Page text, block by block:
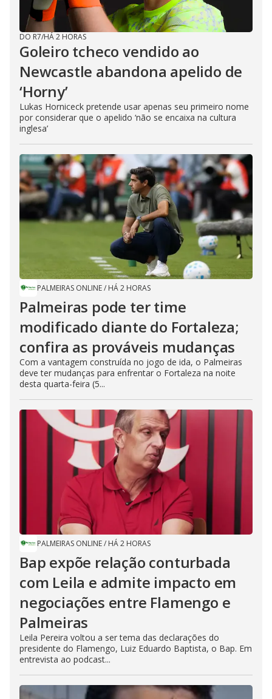
DO R7/HÁ 2 HORAS
Goleiro tcheco vendido ao
Newcastle abandona apelido de
‘Horny’
Lukas Horniceck pretende usar apenas seu primeiro nome
por considerar que o apelido ‘não se encaixa na cultura
inglesa’
PALMEIRAS ONLINE/ HÁ 2 HORAS
Palmeiras pode ter time
modificado diante do Fortaleza;
confira as prováveis mudanças
Com a vantagem construída no jogo de ida, o Palmeiras
deve ter mudanças para enfrentar o Fortaleza na noite
desta quarta-feira (5...
PALMEIRAS ONLINE/ HÁ 2 HORAS
Bap expõe relação conturbada
com Leila e admite impacto em
negociações entre Flamengo e
Palmeiras
Leila Pereira voltou a ser tema das declarações do
presidente do Flamengo, Luiz Eduardo Baptista, o Bap. Em
entrevista ao podcast...